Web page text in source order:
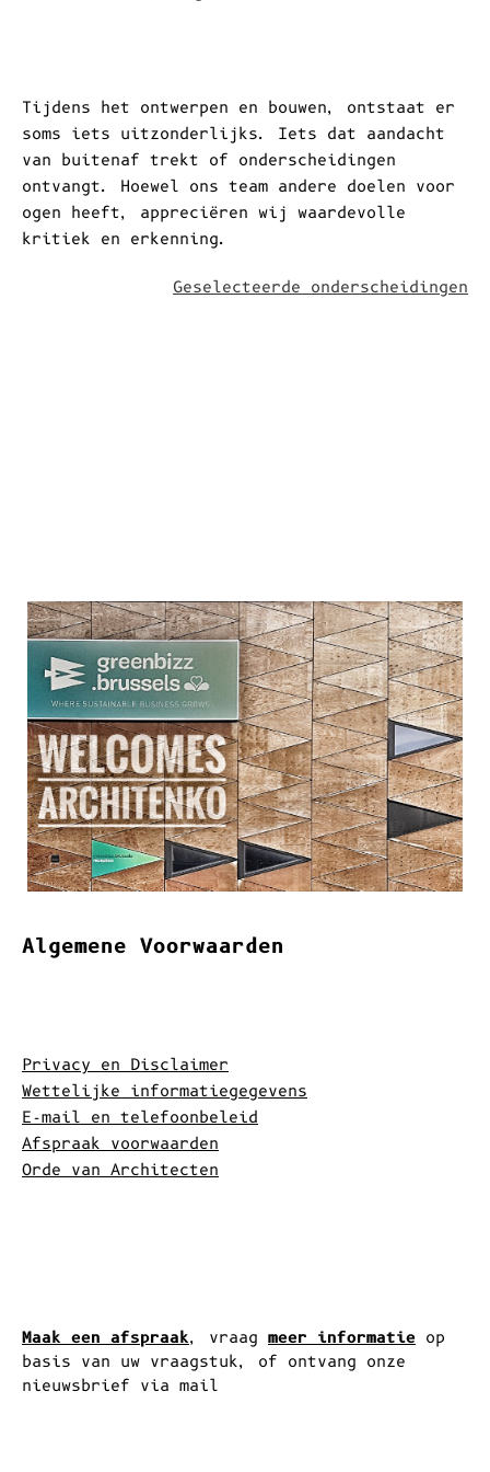
Aanvragen
Onderscheidingen
Tijdens het ontwerpen en bouwen, ontstaat er
soms iets uitzonderlijks. Iets dat aandacht
van buitenaf trekt of onderscheidingen
ontvangt. Hoewel ons team andere doelen voor
ogen heeft, appreciëren wij waardevolle
kritiek en erkenning.Geselecteerde onderscheidingen
Algemene Voorwaarden
Privacy en Disclaimer
Wettelijke informatiegegevens
E-mail en telefoonbeleid